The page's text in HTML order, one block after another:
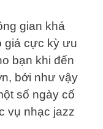
gian khá
giá cực kỳ ưu
bạn khi đến
bởi như vậy
số ngày cố
vụ nhạc jazz